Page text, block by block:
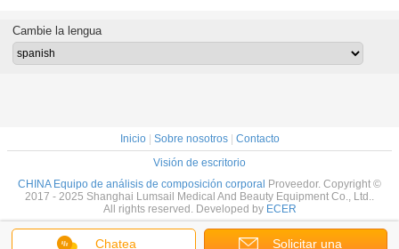
Chatea Solicitar una
Cambie la lengua
Inicio| Sobre nosotros| Contacto
Visión de escritorio
CHINA Equipo de análisis de composición corporal Proveedor. Copyright ©
2017 - 2025 Shanghai Lumsail Medical And Beauty Equipment Co., Ltd..
All rights reserved. Developed by ECER